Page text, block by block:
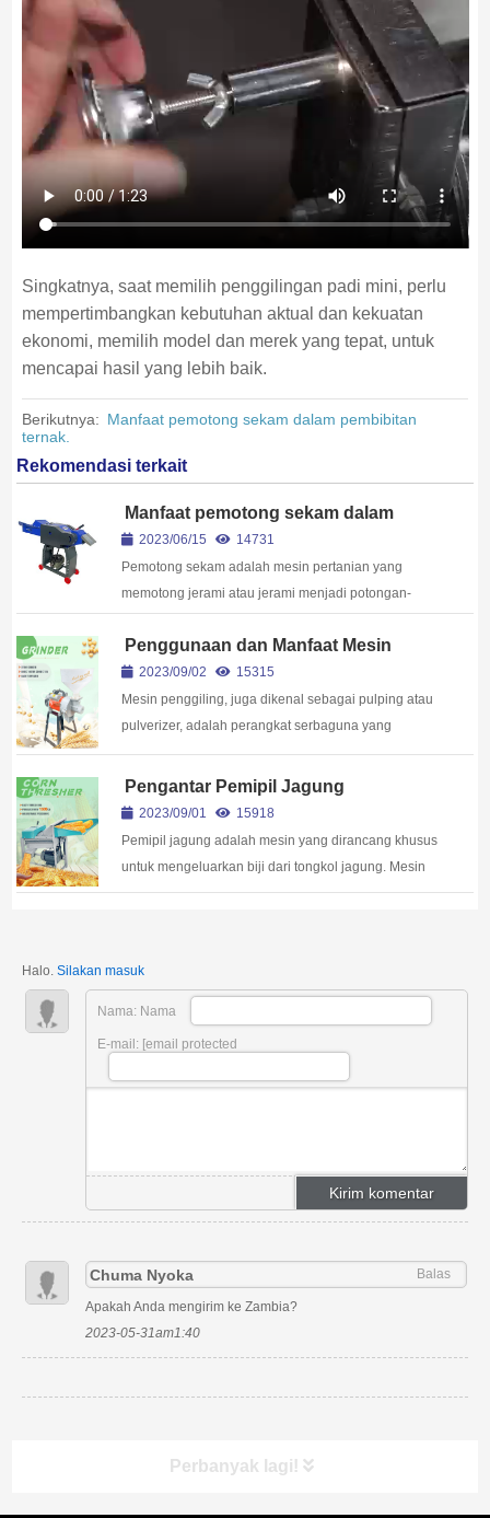
Singkatnya, saat memilih penggilingan padi mini, perlu
mempertimbangkan kebutuhan aktual dan kekuatan
ekonomi, memilih model dan merek yang tepat, untuk
mencapai hasil yang lebih baik.
Berikutnya: Manfaat pemotong sekam dalam pembibitan
ternak.
Rekomendasi terkait
Manfaat pemotong sekam dalam
pembibitan ternak.
2023/06/15
14731
Pemotong sekam adalah mesin pertanian yang
memotong jerami atau jerami menjadi potongan-
dunia, terutama untuk memberi makan ternak seperti
sapi, domba, dan kambing. Tujuan dari ...
Penggunaan dan Manfaat Mesin
Gerinda
2023/09/02
15315
Mesin penggiling, juga dikenal sebagai pulping atau
pulverizer, adalah perangkat serbaguna yang
digunakan di berbagai industri untuk menggiling
bahan menjadi bubuk atau bubur halus. Salah satu
aplikasi utamanya adalah dalam industri
Pengantar Pemipil Jagung
2023/09/01
15918
Pemipil jagung adalah mesin yang dirancang khusus
untuk mengeluarkan biji dari tongkol jagung. Mesin
ini biasanya digunakan dalam operasi pertanian
Halo. Silakan masuk
Nama: Nama
E-mail: [email protected
Chuma Nyoka Balas
Apakah Anda mengirim ke Zambia?
2023-05-31am1:40
Perbanyak lagi!